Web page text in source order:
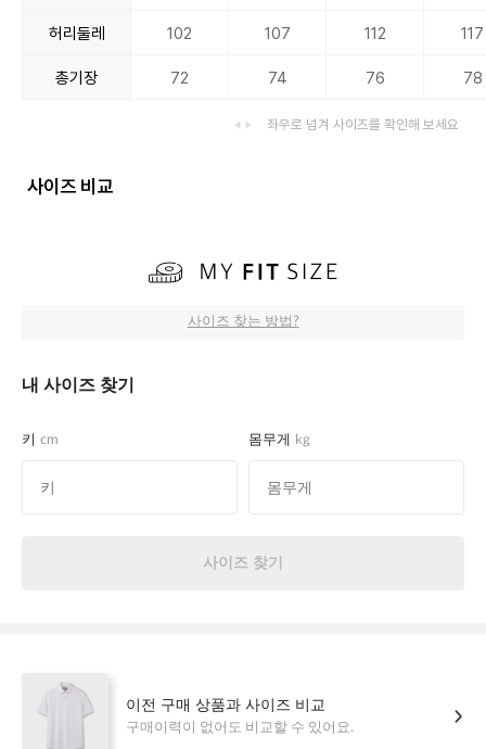
허리둘레 102 107 112 117
총기장 72 74 76 78
좌우로 넘겨 사이즈를 확인해 보세요
사이즈 비교